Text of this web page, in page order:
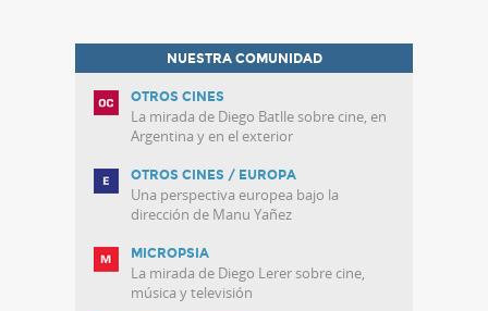
NUESTRA COMUNIDAD
OTROS CINES
La mirada de Diego Batlle sobre cine, en
Argentina y en el exterior
OTROS CINES / EUROPA
Una perspectiva europea bajo la
dirección de Manu Yañez
MICROPSIA
La mirada de Diego Lerer sobre cine,
música y televisión